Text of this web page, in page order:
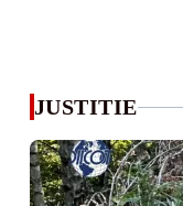
JUSTITIE